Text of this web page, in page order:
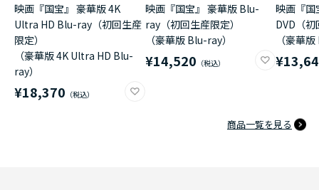
映画『国宝』 豪華版 4K
Ultra HD Blu-ray（初回生産
限定）
（豪華版 4K Ultra HD Blu-
ray）
¥18,370
映画『国宝』 豪華版 Blu-
ray（初回生産限定）
（豪華版 Blu-ray）
¥14,520
映画『国
DVD（
（豪華
商品一覧を見る